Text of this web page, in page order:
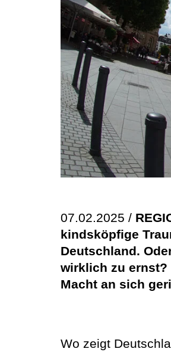
07.02.2025 /
kindsköpfige
Deutschland.
wirklich zu ernst?
Macht an sich
Wo zeigt